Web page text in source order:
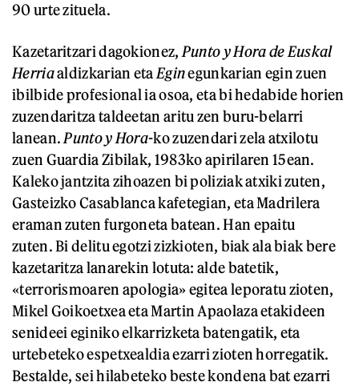
90 urte zituela.
Kazetaritzari dagokionez, Punto y Hora de Euskal
Herriaaldizkarian eta Eginegunkarian egin zuen
ibilbide profesional ia osoa, eta bi hedabide horien
zuzendaritza taldeetan aritu zen buru-belarri
lanean. Punto y Hora-ko zuzendari zela atxilotu
zuen Guardia Zibilak, 1983ko apirilaren 15ean.
Kaleko jantzita zihoazen bi poliziak atxiki zuten,
Gasteizko Casablanca kafetegian, eta Madrilera
eraman zuten furgoneta batean. Han epaitu
zuten. Bi delitu egotzi zizkioten, biak ala biak bere
kazetaritza lanarekin lotuta: alde batetik,
«terrorismoaren apologia» egitea leporatu zioten,
Mikel Goikoetxea eta Martin Apaolaza etakideen
senideei eginiko elkarrizketa batengatik, eta
urtebeteko espetxealdia ezarri zioten horregatik.
Bestalde, sei hilabeteko beste kondena bat ezarri